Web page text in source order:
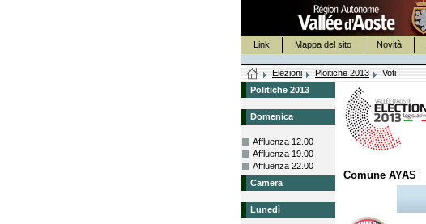
Link Mappa del sito Novità
Elezioni Ploitiche 2013
Voti
Politiche 2013
Domenica
Affluenza 12.00
Affluenza 19.00
Affluenza 22.00
Camera
Lunedì
Comune AYAS